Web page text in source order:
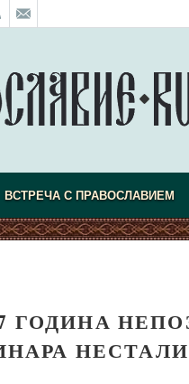
ВСТРЕЧА С ПРАВОСЛАВИЕМ
ГОДИНА